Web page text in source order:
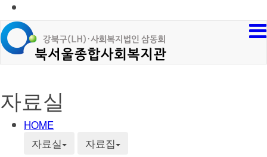
자료실
HOME
자료실
자료집